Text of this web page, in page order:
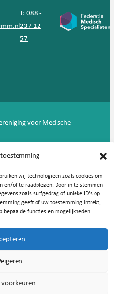
toestemming
wij technologieën zoals cookies om
en/of te raadplegen. Door in te stemmen
zoals surfgedrag of unieke ID's op
geeft of uw toestemming intrekt,
bepaalde functies en mogelijkheden.
voorkeuren
T: 088 -
237 12
57
voor Medische